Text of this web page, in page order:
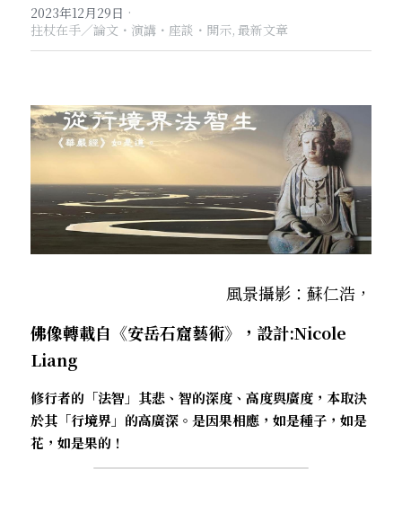
入會申請．兩座山之間
．華嚴初始
．花開最末
．閱讀與人生（上）——談閱讀對自我生
命的啟發
．挑戰自我的魅力
．焚不滅的心
．死生流注
梁寒衣著作（書目/序/評論）
他方之眼（報導/評論/學術研究）
行向圓覺/課程・共修
華嚴智海/教觀、禪觀
宗門之眼/經藏之美
拄杖在手/論文・演講・座談・開示
拄杖在手/隨身法藏
寒雪付衣/散文・詩歌・偈贊
薔薇與棘原/現代小說・寓言小說・佛化小說
影之聲/電影內外觀
線上聆聽
【道德經】
行道瓔珞
千眼書屋/書籍．作品
搜索
聯絡我們
2023年12月29日 ·
拄杖在手／論文・演講・座談・開示, 最新文章
風景攝影：蘇仁浩，
佛像轉載自《安岳石窟藝術》，設計:Nicole
Liang
修行者的「法智」 其悲、智的深度、高度與廣度，本取決
於其「行境界」的高廣深。是因果相應，如是種子，如是
花，如是果的！